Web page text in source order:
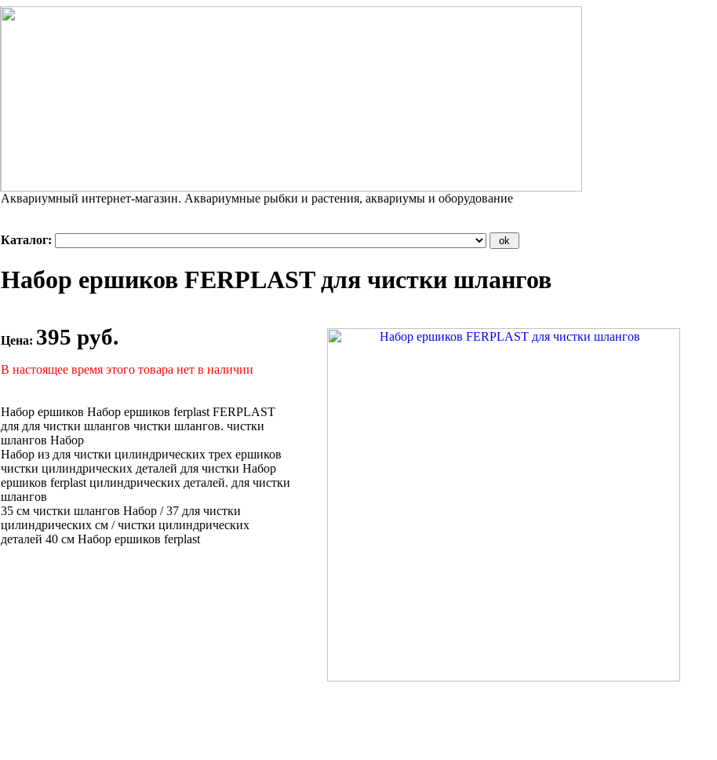
Аквариумный интернет-магазин. Аквариумные рыбки и растения, аквариумы и оборудование
Каталог:
Набор ершиков FERPLAST для чистки шлангов
Цена: 395 руб.
В настоящее время этого товара нет в наличии
Набор ершиков Набор ершиков ferplast FERPLAST
для для чистки шлангов чистки шлангов. чистки
шлангов Набор
Набор из для чистки цилиндрических трех ершиков
чистки цилиндрических деталей для чистки Набор
ершиков ferplast цилиндрических деталей. для чистки
шлангов
35 cм чистки шлангов Набор / 37 для чистки
цилиндрических cм /чистки цилиндрических
деталей 40 cм Набор ершиков ferplast